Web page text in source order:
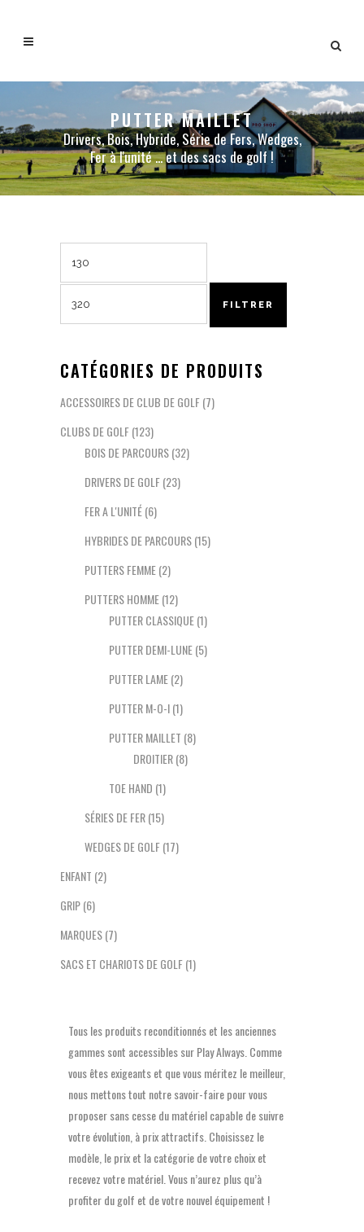
PUTTER MAILLET
Drivers, Bois, Hybride, Série de Fers, Wedges,
Fer à l'unité ... et des sacs de golf !
FILTRER
CATÉGORIES DE PRODUITS
ACCESSOIRES DE CLUB DE GOLF(7)
CLUBS DE GOLF(123)
BOIS DE PARCOURS(32)
DRIVERS DE GOLF(23)
FER A L'UNITÉ(6)
HYBRIDES DE PARCOURS(15)
PUTTERS FEMME(2)
PUTTERS HOMME(12)
PUTTER CLASSIQUE(1)
PUTTER DEMI-LUNE(5)
PUTTER LAME(2)
PUTTER M-O-I(1)
PUTTER MAILLET (8)
DROITIER(8)
TOE HAND (1)
SÉRIES DE FER(15)
WEDGES DE GOLF(17)
ENFANT (2)
GRIP(6)
MARQUES(7)
SACS ET CHARIOTS DE GOLF(1)
Tous les produits reconditionnés et les anciennes
gammes sont accessibles sur Play Always. Comme
vous êtes exigeants et que vous méritez le meilleur,
nous mettons tout notre savoir-faire pour vous
proposer sans cesse du matériel capable de suivre
votre évolution, à prix attractifs. Choisissez le
modèle, le prix et la catégorie de votre choix et
recevez votre matériel. Vous n’aurez plus qu’à
profiter du golf et de votre nouvel équipement !